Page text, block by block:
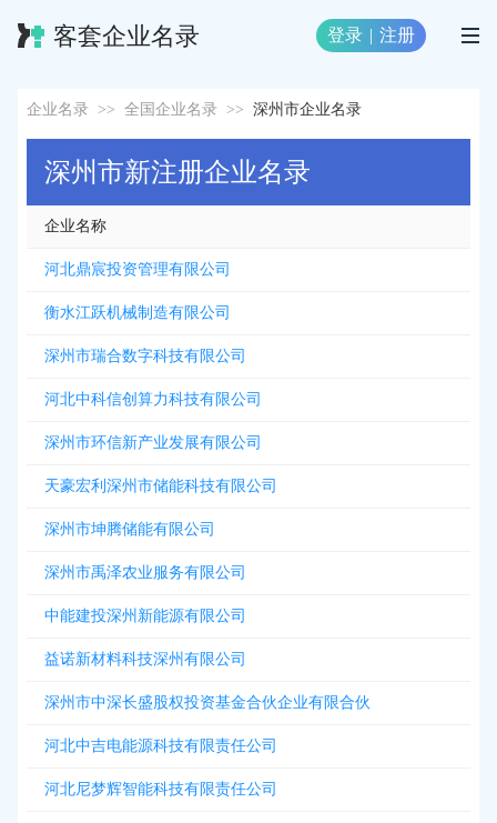
客套企业名录 登录 | 注册
企业名录 >> 全国企业名录 >> 深州市企业名录
深州市新注册企业名录
企业名称
河北鼎宸投资管理有限公司
衡水江跃机械制造有限公司
深州市瑞合数字科技有限公司
河北中科信创算力科技有限公司
深州市环信新产业发展有限公司
天豪宏利深州市储能科技有限公司
深州市坤腾储能有限公司
深州市禹泽农业服务有限公司
中能建投深州新能源有限公司
益诺新材料科技深州有限公司
深州市中深长盛股权投资基金合伙企业有限合伙
河北中吉电能源科技有限责任公司
河北尼梦辉智能科技有限责任公司